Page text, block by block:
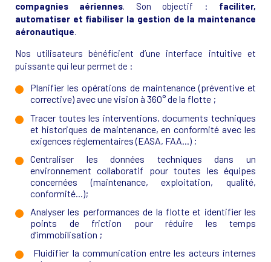
compagnies aériennes. Son objectif : faciliter,
automatiser et fiabiliser la gestion de la maintenance
aéronautique.
Nos utilisateurs bénéficient d’une interface intuitive et
puissante qui leur permet de :
Planifier les opérations de maintenance (préventive et
corrective) avec une vision à 360° de la flotte ;
Tracer toutes les interventions, documents techniques
et historiques de maintenance, en conformité avec les
exigences réglementaires (EASA, FAA...) ;
Centraliser les données techniques dans un
environnement collaboratif pour toutes les équipes
concernées (maintenance, exploitation, qualité,
conformité...);
Analyser les performances de la flotte et identifier les
points de friction pour réduire les temps
d’immobilisation ;
Fluidifier la communication entre les acteurs internes